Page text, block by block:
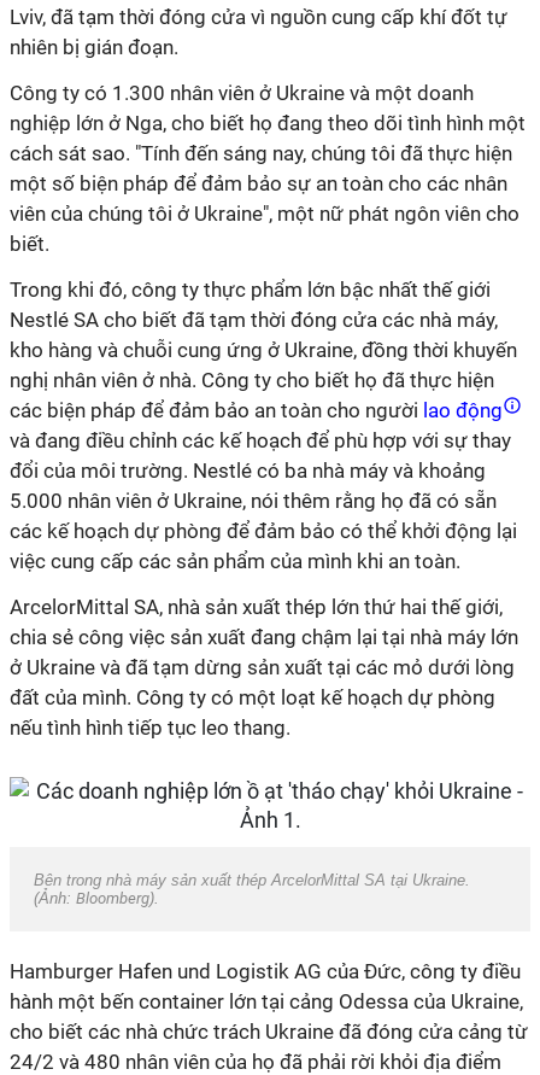
Lviv, đã tạm thời đóng cửa vì nguồn cung cấp khí đốt tự
nhiên bị gián đoạn.
Công ty có 1.300 nhân viên ở Ukraine và một doanh
nghiệp lớn ở Nga, cho biết họ đang theo dõi tình hình một
cách sát sao. "Tính đến sáng nay, chúng tôi đã thực hiện
một số biện pháp để đảm bảo sự an toàn cho các nhân
viên của chúng tôi ở Ukraine", một nữ phát ngôn viên cho
biết.
Trong khi đó, công ty thực phẩm lớn bậc nhất thế giới
Nestlé SA cho biết đã tạm thời đóng cửa các nhà máy,
kho hàng và chuỗi cung ứng ở Ukraine, đồng thời khuyến
nghị nhân viên ở nhà. Công ty cho biết họ đã thực hiện
các biện pháp để đảm bảo an toàn cho người lao động
và đang điều chỉnh các kế hoạch để phù hợp với sự thay
đổi của môi trường. Nestlé có ba nhà máy và khoảng
5.000 nhân viên ở Ukraine, nói thêm rằng họ đã có sẵn
các kế hoạch dự phòng để đảm bảo có thể khởi động lại
việc cung cấp các sản phẩm của mình khi an toàn.
ArcelorMittal SA, nhà sản xuất thép lớn thứ hai thế giới,
chia sẻ công việc sản xuất đang chậm lại tại nhà máy lớn
ở Ukraine và đã tạm dừng sản xuất tại các mỏ dưới lòng
đất của mình. Công ty có một loạt kế hoạch dự phòng
nếu tình hình tiếp tục leo thang.
Bên trong nhà máy sản xuất thép ArcelorMittal SA tại Ukraine.
(Ảnh: Bloomberg).
Hamburger Hafen und Logistik AG của Đức, công ty điều
hành một bến container lớn tại cảng Odessa của Ukraine,
cho biết các nhà chức trách Ukraine đã đóng cửa cảng từ
24/2 và 480 nhân viên của họ đã phải rời khỏi địa điểm